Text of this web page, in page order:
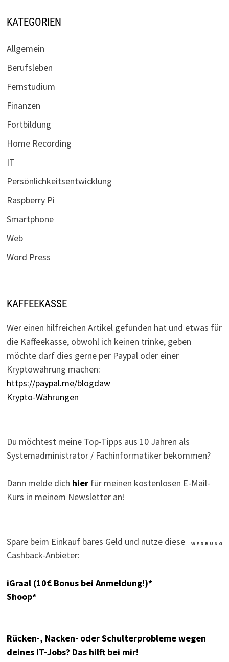
KATEGORIEN
Allgemein
Berufsleben
Fernstudium
Finanzen
Fortbildung
Home Recording
IT
Persönlichkeitsentwicklung
Raspberry Pi
Smartphone
Web
Word Press
KAFFEEKASSE
Wer einen hilfreichen Artikel gefunden hat und etwas für
die Kaffeekasse, obwohl ich keinen trinke, geben
möchte darf dies gerne per Paypal oder einer
Kryptowährung machen:
https://paypal.me/blogdaw
Krypto-Währungen
Du möchtest meine Top-Tipps aus 10 Jahren als
Systemadministrator / Fachinformatiker bekommen?
Dann melde dich hierfür meinen kostenlosen E-Mail-
Kurs in meinem Newsletter an!
W E R B U N G
Spare beim Einkauf bares Geld und nutze diese
Cashback-Anbieter:
iGraal (10€ Bonus bei Anmeldung!)*
Shoop*
Rücken-, Nacken- oder Schulterprobleme wegen
deines IT-Jobs? Das hilft bei mir!